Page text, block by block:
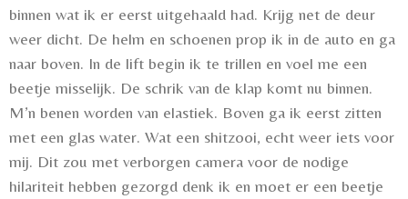
binnen wat ik er eerst uitgehaald had. Krijg net de deur
weer dicht. De helm en schoenen prop ik in de auto en ga
naar boven. In de lift begin ik te trillen en voel me een
beetje misselijk. De schrik van de klap komt nu binnen.
M’n benen worden van elastiek. Boven ga ik eerst zitten
met een glas water. Wat een shitzooi, echt weer iets voor
mij. Dit zou met verborgen camera voor de nodige
hilariteit hebben gezorgd denk ik en moet er een beetje